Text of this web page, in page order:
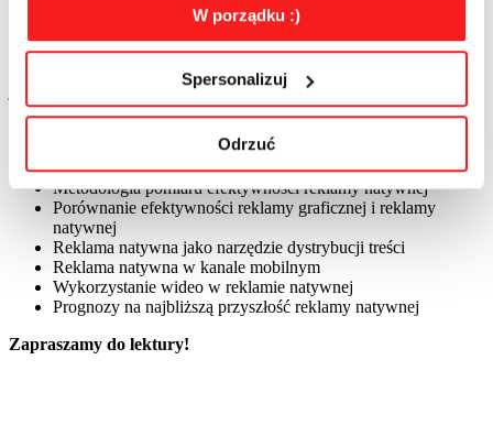
W porządku :)
Spersonalizuj
Odrzuć
IAB Polska w obszarze reklamy natywnej.
W polu zainteresowania autorów opracowań składających się na
Przewodnik po reklamie natywnej
znalazły się takie zagadnienia
Aspekty prawne reklamy natywnej
Metodologia pomiaru efektywności reklamy natywnej
Porównanie efektywności reklamy graficznej i reklamy
natywnej
Reklama natywna jako narzędzie dystrybucji treści
Reklama natywna w kanale mobilnym
Wykorzystanie wideo w reklamie natywnej
Prognozy na najbliższą przyszłość reklamy natywnej
Zapraszamy do lektury!